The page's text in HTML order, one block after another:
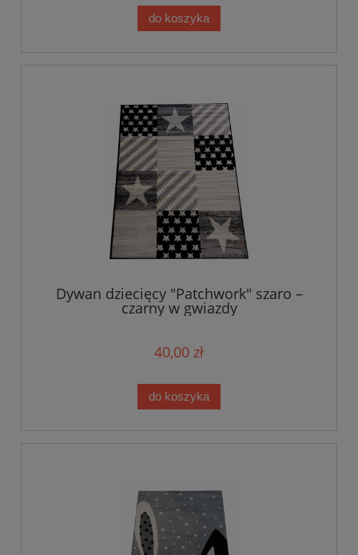
do koszyka
Dywan dziecięcy "Patchwork" szaro –
czarny w gwiazdy
40,00 zł
do koszyka